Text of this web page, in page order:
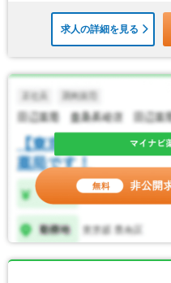
求人の詳細を見る